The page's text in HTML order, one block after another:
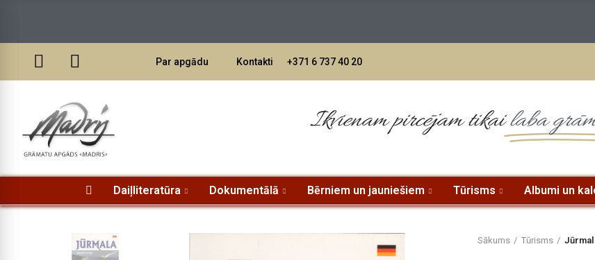
Par apgādu Kontakti +371 6 737 40 20
Ikvienam pircējam tikailaba
Daiļliteratūra Dokumentālā Bērniem un jauniešiem Tūrisms Albumi un
Sākums Tūrisms